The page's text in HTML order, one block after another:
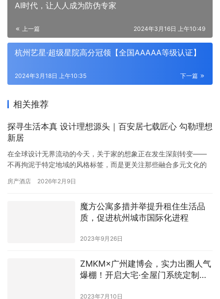
AI时代，让人人成为防伪专家
上一篇 2024年3月16日 上午10:49
杭州艺星·超级星院高分冠领【全国AAAAA等级认证】
下一篇
2024年3月18日 上午10:35
相关推荐
探寻生活本真 设计理想源头｜百安居七载匠心 勾勒理想
新居
在全球设计无界流动的今天，关于家的想象正在发生深刻转变——
不再拘泥于特定地域的风格标签，而是更关注那些融合多元文化的
大赛，始终专注于筑就理想之家。通过汇聚设计师的原创力量，百
计落地为真实可感的居住空间。百安居相信，真正打动人的设计，
房产酒店 2026年2月9日
魔方公寓多措并举提升租住生活品
质，促进杭州城市国际化进程
2023年9月26日
ZMKM×广州建博会，实力出圈人气
爆棚！开启大宅·全屋门系统定制新
2023年7月10日